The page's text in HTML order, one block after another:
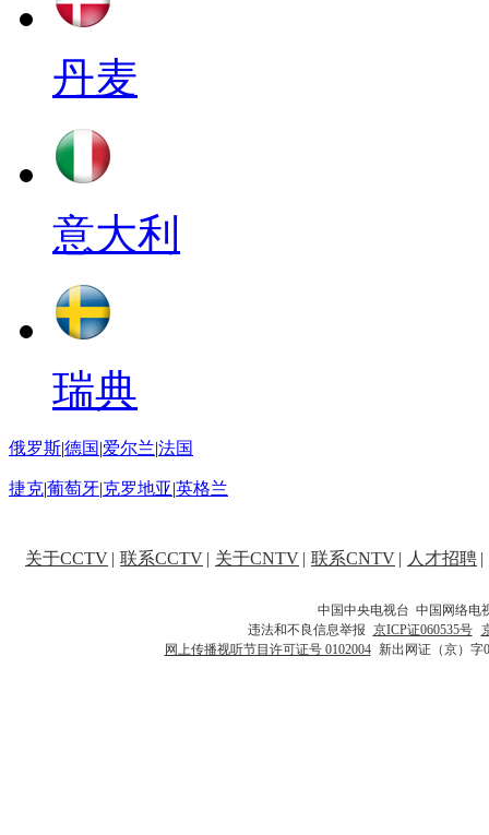
丹麦
意大利
瑞典
俄罗斯|德国|爱尔兰|法国
捷克|葡萄牙|克罗地亚|英格兰
关于CCTV | 联系CCTV | 关于CNTV | 联系CNTV | 人才招聘 |
中国中央电视台 中国网络电
违法和不良信息举报 京ICP证060535号
网上传播视听节目许可证号 0102004 新出网证（京）